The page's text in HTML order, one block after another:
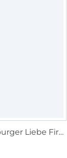
Funktionsjersey Albstoffe Hamburger Liebe Fire Circles, pink